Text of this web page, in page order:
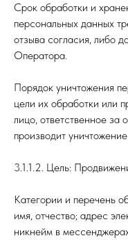
Срок обработки и
персональных данных
отзыва согласия, либо
Оператора.
Порядок уничтожения
цели их обработки или
лицо, ответственное за
производит
3.1.1.2. Цель:
Категории и перечень
имя, отчество; адрес
никнейм в